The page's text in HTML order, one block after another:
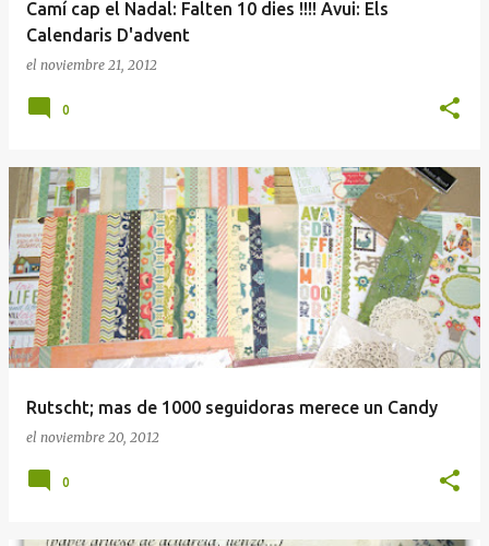
Camí cap el Nadal: Falten 10 dies !!!! Avui: Els
Calendaris D'advent
el noviembre 21, 2012
0
Rutscht; mas de 1000 seguidoras merece un Candy
el noviembre 20, 2012
0